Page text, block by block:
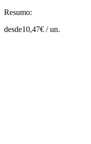
Resumo:
desde10,47€ /un.